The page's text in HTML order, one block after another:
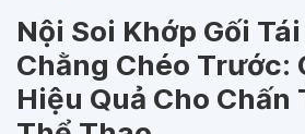
Nội Soi Khớp Gối
Chằng Chéo Trước:
Hiệu Quả Cho Chấn